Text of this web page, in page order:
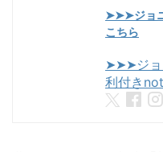
➤➤➤ジョ
こちら
➤➤➤ジョ
利付き